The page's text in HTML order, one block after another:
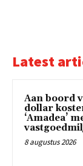
Latest
Aan boord
dollar
‘Amadea’
8 augustus 2026